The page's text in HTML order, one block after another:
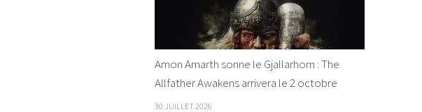
Amon Amarth sonne le Gjallarhorn : The
Allfather Awakens arrivera le 2 octobre
30 JUILLET 2026